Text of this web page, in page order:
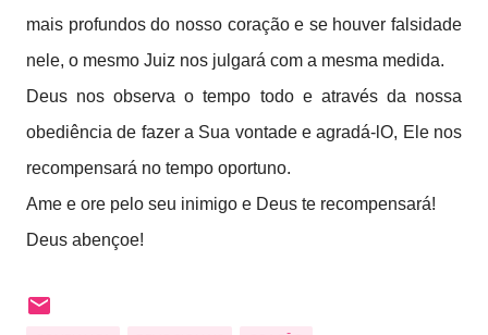
mais profundos do nosso coração e se houver falsidade
nele, o mesmo Juiz nos julgará com a mesma medida.
Deus nos observa o tempo todo e através da nossa
obediência de fazer a Sua vontade e agradá-lO, Ele nos
recompensará no tempo oportuno.
Ame e ore pelo seu inimigo e Deus te recompensará!
Deus abençoe!